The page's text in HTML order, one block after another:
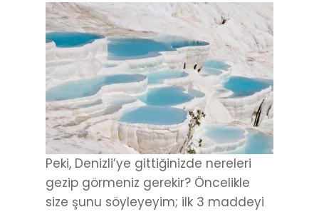
Peki, Denizli’ye gittiğinizde nereleri
gezip görmeniz gerekir? Öncelikle
size şunu söyleyeyim; ilk 3 maddeyi